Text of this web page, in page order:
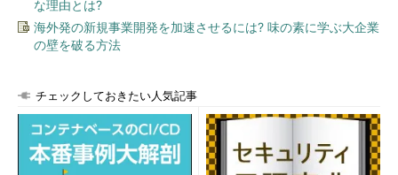
な理由とは?
海外発の新規事業開発を加速させるには? 味の素に学ぶ大企業
の壁を破る方法
チェックしておきたい人気記事